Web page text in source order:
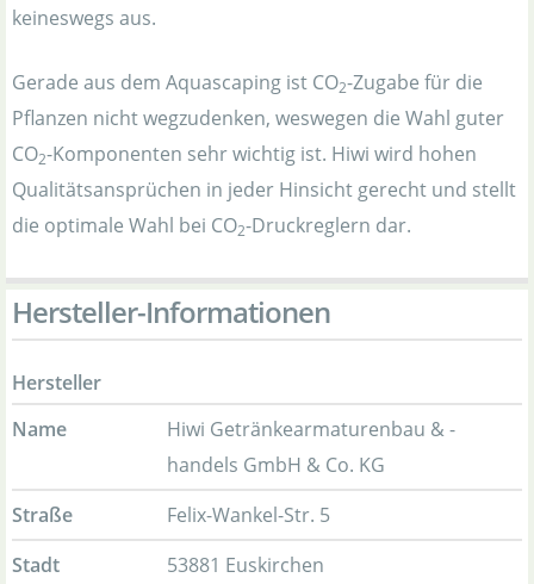
keineswegs aus.
Gerade aus dem Aquascaping ist CO2-Zugabe für die
Pflanzen nicht wegzudenken, weswegen die Wahl guter
CO2-Komponenten sehr wichtig ist. Hiwi wird hohen
Qualitätsansprüchen in jeder Hinsicht gerecht und stellt
die optimale Wahl bei CO2-Druckreglern dar.
Hersteller-Informationen
Hersteller
Name
Hiwi Getränkearmaturenbau & -
handels GmbH & Co. KG
Straße
Felix-Wankel-Str. 5
Stadt
53881 Euskirchen